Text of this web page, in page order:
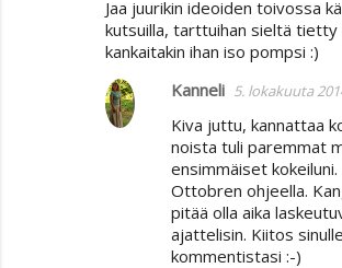
Jaa juurikin ideoiden toivossa
kutsuilla, tarttuihan sieltä tietty
kankaitakin ihan iso pompsi :)
Kanneli 5. lokakuuta
Kiva juttu, kannattaa
noista tuli paremmat
ensimmäiset
Ottobren ohjeella.
pitää olla aika
ajattelisin. Kiitos sinulle
kommentistasi :-)